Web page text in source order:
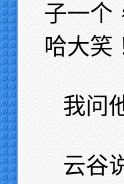
子一个
哈大笑
我问
云谷